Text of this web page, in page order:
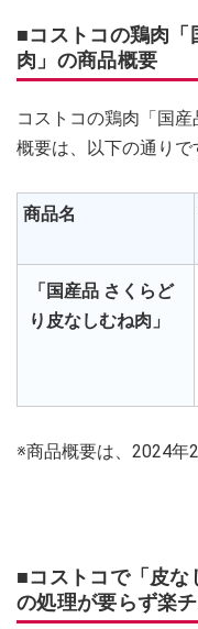
■コストコの鶏肉「
肉」の商品概要
コストコの鶏肉「国
概要は、以下の通りで
商品名
「国産品 さくらど
り皮なしむね肉」
※商品概要は、2024年
■コストコで「皮な
の処理が要らず楽